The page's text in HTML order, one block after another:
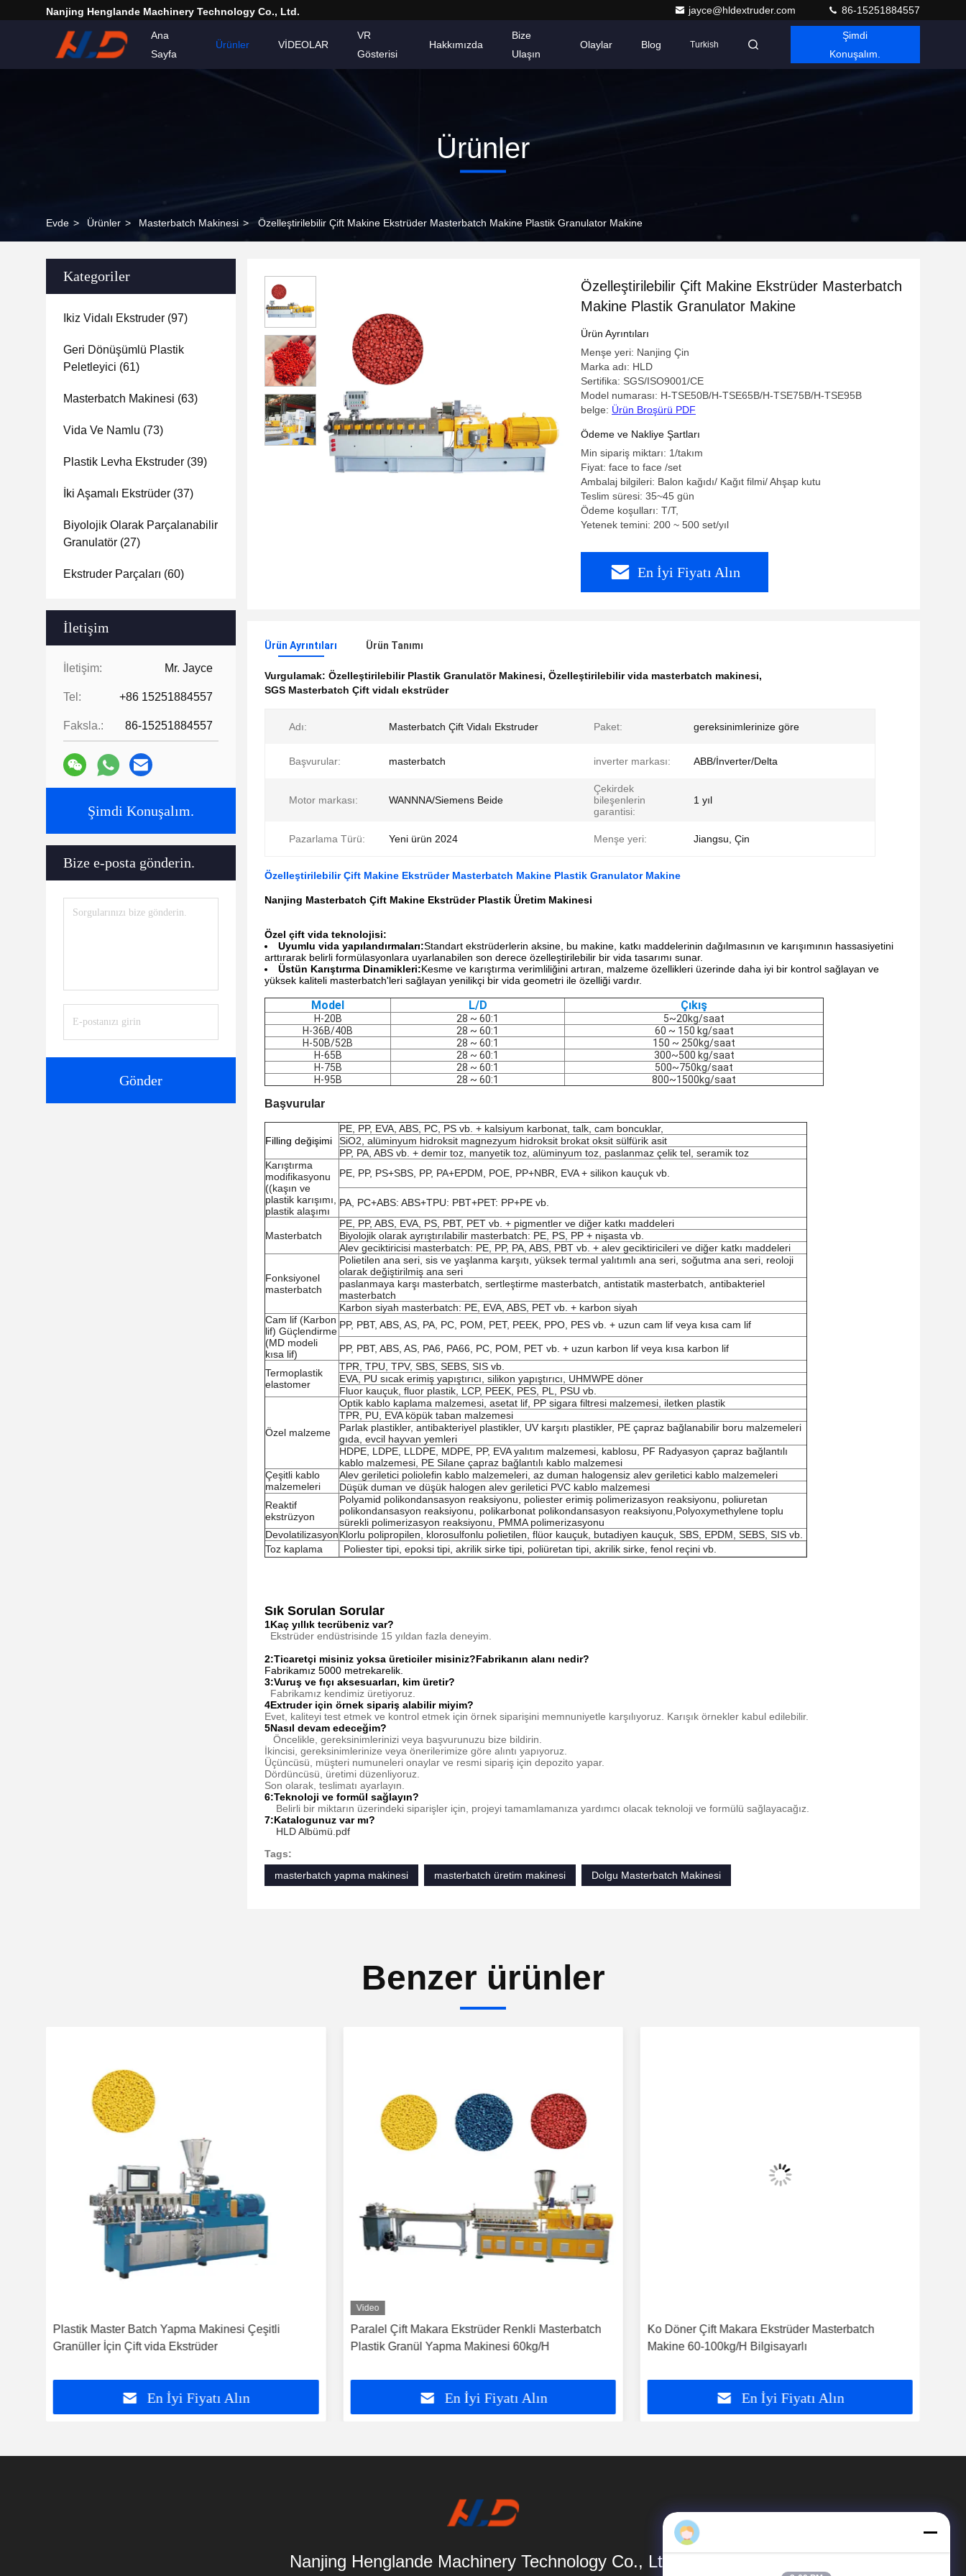
Nanjing Henglande Machinery Technology Co., Ltd. jayce@hldextruder.com 86-15251884557
Ana
Sayfa
Ürünler VİDEOLAR
VR
Gösterisi
Hakkımızda
Bize
Ulaşın
Olaylar Blog Turkish
Şimdi
Konuşalım.
Ürünler
Evde > Ürünler > Masterbatch Makinesi > Özelleştirilebilir Çift Makine Ekstrüder Masterbatch Makine Plastik Granulator Makine
Kategoriler
Ikiz Vidalı Ekstruder (97)
Geri Dönüşümlü Plastik
Peletleyici (61)
Masterbatch Makinesi (63)
Vida Ve Namlu (73)
Plastik Levha Ekstruder (39)
İki Aşamalı Ekstrüder (37)
Biyolojik Olarak Parçalanabilir
Granulatör (27)
Ekstruder Parçaları (60)
İletişim
İletişim: Mr. Jayce
Tel: +86 15251884557
Faksla.: 86-15251884557
Şimdi Konuşalım.
Bize e-posta gönderin.
Gönder
Özelleştirilebilir Çift Makine Ekstrüder Masterbatch
Makine Plastik Granulator Makine
Ürün Ayrıntıları
Menşe yeri: Nanjing Çin
Marka adı: HLD
Sertifika: SGS/ISO9001/CE
Model numarası: H-TSE50B/H-TSE65B/H-TSE75B/H-TSE95B
belge: Ürün Broşürü PDF
Ödeme ve Nakliye Şartları
Min sipariş miktarı: 1/takım
Fiyat: face to face /set
Ambalaj bilgileri: Balon kağıdı/ Kağıt filmi/ Ahşap kutu
Teslim süresi: 35~45 gün
Ödeme koşulları: T/T,
Yetenek temini: 200 ~ 500 set/yıl
En İyi Fiyatı Alın
Ürün Ayrıntıları Ürün Tanımı
Vurgulamak: Özelleştirilebilir Plastik Granulatör Makinesi, Özelleştirilebilir vida masterbatch makinesi,
SGS Masterbatch Çift vidalı ekstrüder
Adı: Masterbatch Çift Vidalı Ekstruder Paket: gereksinimlerinize göre
Başvurular: masterbatch inverter markası: ABB/İnverter/Delta
Motor markası: WANNNA/Siemens Beide
Çekirdek
bileşenlerin
garantisi:
1 yıl
Pazarlama Türü: Yeni ürün 2024 Menşe yeri: Jiangsu, Çin
Özelleştirilebilir Çift Makine Ekstrüder Masterbatch Makine Plastik Granulator Makine
Nanjing Masterbatch Çift Makine Ekstrüder Plastik Üretim Makinesi
Özel çift vida teknolojisi:
Uyumlu vida yapılandırmaları:Standart ekstrüderlerin aksine, bu makine, katkı maddelerinin dağılmasının ve karışımının hassasiyetini
arttırarak belirli formülasyonlara uyarlanabilen son derece özelleştirilebilir bir vida tasarımı sunar.
Üstün Karıştırma Dinamikleri:Kesme ve karıştırma verimliliğini artıran, malzeme özellikleri üzerinde daha iyi bir kontrol sağlayan ve
yüksek kaliteli masterbatch'leri sağlayan yenilikçi bir vida geometri ile özelliği vardır.
Model L/D Çıkış
H-20B 28 ~ 60:1
5~20kg/saat
H-36B/40B
28 ~ 60:1
60 ~ 150 kg/saat
H-50B/52B
28 ~ 60:1
150 ~ 250kg/saat
H-65B
28 ~ 60:1
300~500 kg/saat
H-75B
28 ~ 60:1
500~750kg/saat
H-95B
28 ~ 60:1 800~1500kg/saat
Başvurular
Filling değişimi
PE, PP, EVA, ABS, PC, PS vb. + kalsiyum karbonat, talk, cam boncuklar,
SiO2, alüminyum hidroksit magnezyum hidroksit brokat oksit sülfürik asit
PP, PA, ABS vb. + demir toz, manyetik toz, alüminyum toz, paslanmaz çelik tel, seramik toz
Karıştırma
modifikasyonu
((kaşın ve
plastik karışımı,
plastik alaşımı
PE, PP, PS+SBS, PP, PA+EPDM, POE, PP+NBR, EVA + silikon kauçuk vb.
PA, PC+ABS: ABS+TPU: PBT+PET: PP+PE vb.
Masterbatch
PE, PP, ABS, EVA, PS, PBT, PET vb. + pigmentler ve diğer katkı maddeleri
Biyolojik olarak ayrıştırılabilir masterbatch: PE, PS, PP + nişasta vb.
Alev geciktiricisi masterbatch: PE, PP, PA, ABS, PBT vb. + alev geciktiricileri ve diğer katkı maddeleri
Fonksiyonel
masterbatch
Polietilen ana seri, sis ve yaşlanma karşıtı, yüksek termal yalıtımlı ana seri, soğutma ana seri, reoloji
olarak değiştirilmiş ana seri
paslanmaya karşı masterbatch, sertleştirme masterbatch, antistatik masterbatch, antibakteriel
masterbatch
Karbon siyah masterbatch: PE, EVA, ABS, PET vb. + karbon siyah
Cam lif (Karbon
lif) Güçlendirme
(MD modeli
kısa lif)
PP, PBT, ABS, AS, PA, PC, POM, PET, PEEK, PPO, PES vb. + uzun cam lif veya kısa cam lif
PP, PBT, ABS, AS, PA6, PA66, PC, POM, PET vb. + uzun karbon lif veya kısa karbon lif
Termoplastik
elastomer
TPR, TPU, TPV, SBS, SEBS, SIS vb.
EVA, PU sıcak erimiş yapıştırıcı, silikon yapıştırıcı, UHMWPE döner
Fluor kauçuk, fluor plastik, LCP, PEEK, PES, PL, PSU vb.
Özel malzeme
Optik kablo kaplama malzemesi, asetat lif, PP sigara filtresi malzemesi, iletken plastik
TPR, PU, EVA köpük taban malzemesi
Parlak plastikler, antibakteriyel plastikler, UV karşıtı plastikler, PE çapraz bağlanabilir boru malzemeleri
gıda, evcil hayvan yemleri
HDPE, LDPE, LLDPE, MDPE, PP, EVA yalıtım malzemesi, kablosu, PF Radyasyon çapraz bağlantılı
kablo malzemesi, PE Silane çapraz bağlantılı kablo malzemesi
Çeşitli kablo
malzemeleri
Alev geriletici poliolefin kablo malzemeleri, az duman halogensiz alev geriletici kablo malzemeleri
Düşük duman ve düşük halogen alev geriletici PVC kablo malzemesi
Reaktif
ekstrüzyon
Polyamid polikondansasyon reaksiyonu, poliester erimiş polimerizasyon reaksiyonu, poliuretan
polikondansasyon reaksiyonu, polikarbonat polikondansasyon reaksiyonu,Polyoxymethylene toplu
sürekli polimerizasyon reaksiyonu, PMMA polimerizasyonu
DevolatilizasyonKlorlu polipropilen, klorosulfonlu polietilen, flüor kauçuk, butadiyen kauçuk, SBS, EPDM, SEBS, SIS vb.
Toz kaplama
Poliester tipi, epoksi tipi, akrilik sirke tipi, poliüretan tipi, akrilik sirke, fenol reçini vb.